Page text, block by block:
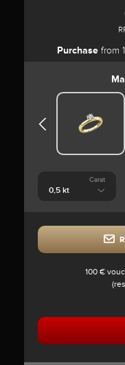
Purchase from
Carat
100 €